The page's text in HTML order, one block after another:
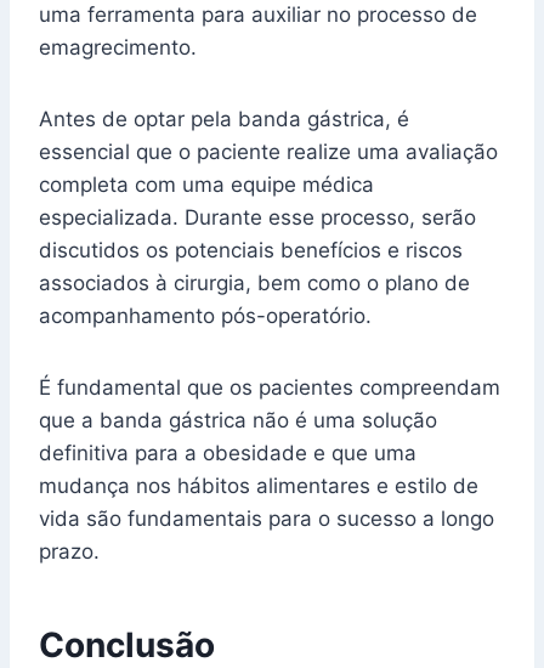
uma ferramenta para auxiliar no processo de
emagrecimento.
Antes de optar pela banda gástrica, é
essencial que o paciente realize uma avaliação
completa com uma equipe médica
especializada. Durante esse processo, serão
discutidos os potenciais benefícios e riscos
associados à cirurgia, bem como o plano de
acompanhamento pós-operatório.
É fundamental que os pacientes compreendam
que a banda gástrica não é uma solução
definitiva para a obesidade e que uma
mudança nos hábitos alimentares e estilo de
vida são fundamentais para o sucesso a longo
prazo.
Conclusão